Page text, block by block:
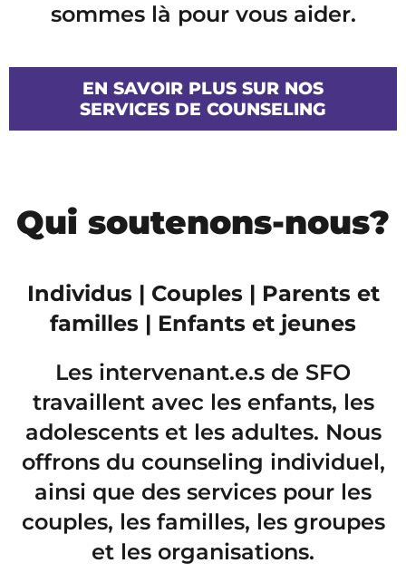
sommes là pour vous aider.
EN SAVOIR PLUS SUR NOS
SERVICES DE COUNSELING
Qui soutenons-nous?
Individus | Couples | Parents et
familles | Enfants et jeunes
Les intervenant.e.s de SFO
travaillent avec les enfants, les
adolescents et les adultes. Nous
offrons du counseling individuel,
ainsi que des services pour les
couples, les familles, les groupes
et les organisations.